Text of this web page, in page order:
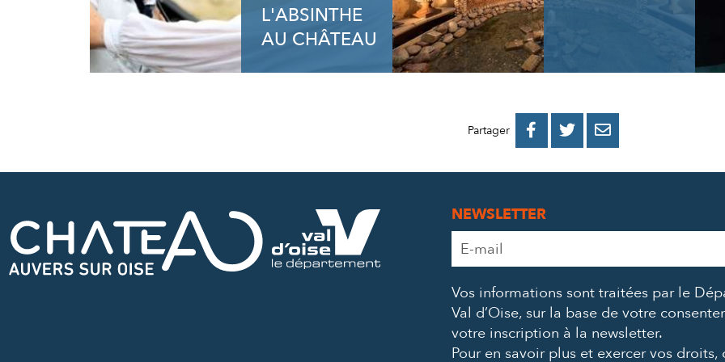
L'ABSINTHE
AU CHÂTEAU
Partager 
PARTAGER
PARTAGER
PARTAGER
NEWSLETTER
Adresse
e-
*
Vos informations sont traitées par le
Val d’Oise, sur la base de votre
votre inscription à la newsletter.
Pour en savoir plus et exercer vos droits,